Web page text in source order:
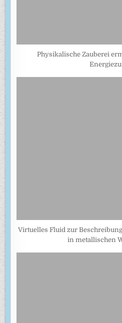
Physikalische Zauberei
Virtuelles Fluid zur
in metallischen